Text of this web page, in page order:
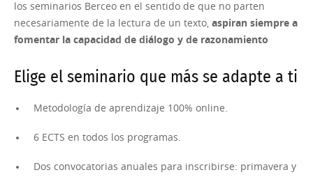
los seminarios Berceo en el sentido de que no parten
necesariamente de la lectura de un texto, aspiran siempre a
fomentar la capacidad de diálogo y de razonamiento
Elige el seminario que más se adapte a ti
Metodología de aprendizaje 100% online.
6 ECTS en todos los programas.
Dos convocatorias anuales para inscribirse: primavera y